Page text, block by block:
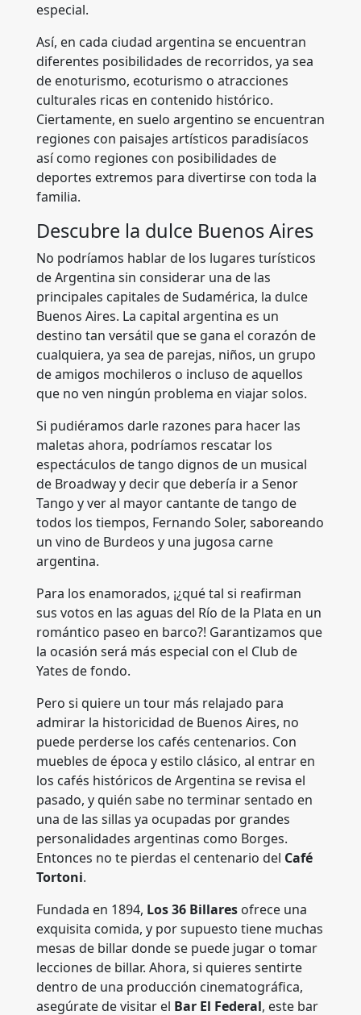
especial.
Así, en cada ciudad argentina se encuentran
diferentes posibilidades de recorridos, ya sea
de enoturismo, ecoturismo o atracciones
culturales ricas en contenido histórico.
Ciertamente, en suelo argentino se encuentran
regiones con paisajes artísticos paradisíacos
así como regiones con posibilidades de
deportes extremos para divertirse con toda la
familia.
Descubre la dulce Buenos Aires
No podríamos hablar de los lugares turísticos
de Argentina sin considerar una de las
principales capitales de Sudamérica, la dulce
Buenos Aires. La capital argentina es un
destino tan versátil que se gana el corazón de
cualquiera, ya sea de parejas, niños, un grupo
de amigos mochileros o incluso de aquellos
que no ven ningún problema en viajar solos.
Si pudiéramos darle razones para hacer las
maletas ahora, podríamos rescatar los
espectáculos de tango dignos de un musical
de Broadway y decir que debería ir a Senor
Tango y ver al mayor cantante de tango de
todos los tiempos, Fernando Soler, saboreando
un vino de Burdeos y una jugosa carne
argentina.
Para los enamorados, ¡¿qué tal si reafirman
sus votos en las aguas del Río de la Plata en un
romántico paseo en barco?! Garantizamos que
la ocasión será más especial con el Club de
Yates de fondo.
Pero si quiere un tour más relajado para
admirar la historicidad de Buenos Aires, no
puede perderse los cafés centenarios. Con
muebles de época y estilo clásico, al entrar en
los cafés históricos de Argentina se revisa el
pasado, y quién sabe no terminar sentado en
una de las sillas ya ocupadas por grandes
personalidades argentinas como Borges.
Entonces no te pierdas el centenario del Café
Tortoni.
Fundada en 1894, Los 36 Billares ofrece una
exquisita comida, y por supuesto tiene muchas
mesas de billar donde se puede jugar o tomar
lecciones de billar. Ahora, si quieres sentirte
dentro de una producción cinematográfica,
asegúrate de visitar el Bar El Federal, este bar